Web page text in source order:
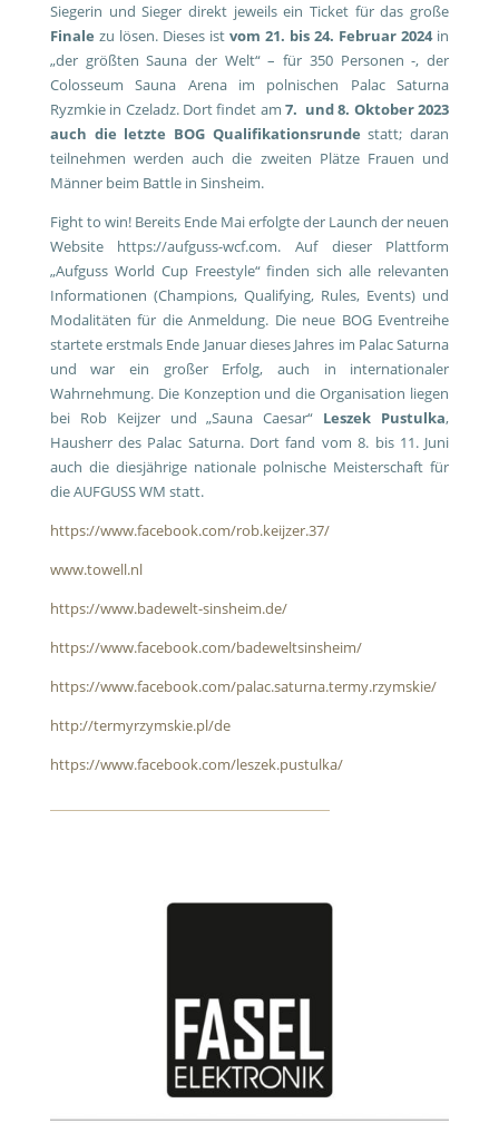
Siegerin und Sieger direkt jeweils ein Ticket für das große
Finale zu lösen. Dieses istvom 21. bis 24. Februar 2024in
„der größten Sauna der Welt“ – für 350 Personen -, der
Colosseum Sauna Arena im polnischen Palac Saturna
Ryzmkie in Czeladz. Dort findet am7. und 8. Oktober 2023
auch die letzte BOG Qualifikationsrunde statt; daran
teilnehmen werden auch die zweiten Plätze Frauen und
Männer beim Battle in Sinsheim.
Fight to win! Bereits Ende Mai erfolgte der Launch der neuen
Website https://aufguss-wcf.com.
Auf dieser Plattform
„Aufguss World Cup Freestyle“ finden sich alle relevanten
Informationen (Champions, Qualifying, Rules, Events) und
Modalitäten für die Anmeldung. Die neue BOG Eventreihe
startete erstmals Ende Januar dieses Jahres im Palac Saturna
und war ein großer Erfolg, auch in internationaler
Wahrnehmung. Die Konzeption und die Organisation liegen
bei Rob Keijzer und „Sauna Caesar“ Leszek Pustulka,
Hausherr des Palac Saturna. Dort fand vom 8. bis 11. Juni
auch die diesjährige nationale polnische Meisterschaft für
die AUFGUSS WM statt.
https://www.facebook.com/rob.keijzer.37/
www.towell.nl
https://www.badewelt-sinsheim.de/
https://www.facebook.com/badeweltsinsheim/
https://www.facebook.com/palac.saturna.termy.rzymskie/
http://termyrzymskie.pl/de
https://www.facebook.com/leszek.pustulka/